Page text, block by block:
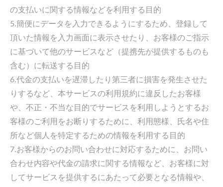
の支払いに関する情報などを利用する目的
5.簡便にデータを入力できるようにするため、登録して
頂いた情報を入力画面に表示させたり、お客様のご指示
に基づいて他のサービスなど（提携先が提供するものも
含む）に転送する目的
6.代金の支払いを遅滞したり第三者に損害を発生させた
りするなど、本サービスの利用規約に違反したお客様
や、不正・不当な目的でサービスを利用しようとするお
客様のご利用をお断りするために、利用態様、氏名や住
所など個人を特定するための情報を利用する目的
7.お客様からのお問い合わせに対応するために、お問い
合わせ内容や代金の請求に関する情報など、お客様に対
してサービスを提供するにあたって必要となる情報や、